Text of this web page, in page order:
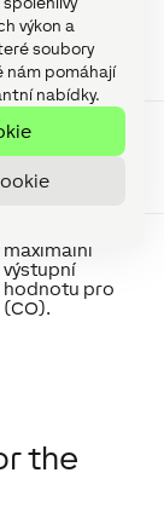
výkon a
soubory
nám pomáhají
nabídky.
hodnota
(Auto) 0, je
tato hodnota
vyvedena na
výstup (CO).
minimální
výstupní
hodnotu pro
maximální
výstupní
hodnotu pro
(CO).
the